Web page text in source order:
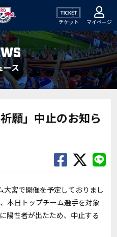
チケット マイページ
ース
願」中止のお知ら
大宮で開催を予定しておりまし
本日トップチーム選手を対象
陽性者が出たため、中止する